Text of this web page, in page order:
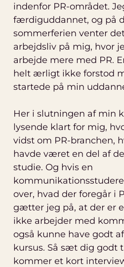
indenfor PR-området.
færdiguddannet, og på
sommerferien venter
arbejdsliv på mig, hvor
arbejde mere med PR.
helt ærligt ikke forstod
startede på min
Her i slutningen af min
lysende klart for mig,
vidst om PR-branchen,
havde været en del af
studie. Og hvis en
over, hvad der foregår i
gætter jeg på, at der er
ikke arbejder med
også kunne have godt
kursus. Så sæt dig godt
kommer et kort